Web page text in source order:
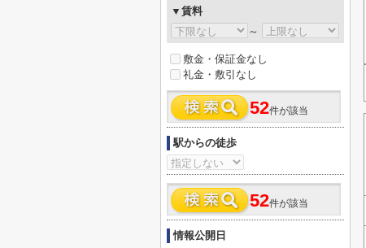
▼賃料
～
敷金・保証金なし
礼金・敷引なし
52件が該当
駅からの徒歩
52件が該当
情報公開日